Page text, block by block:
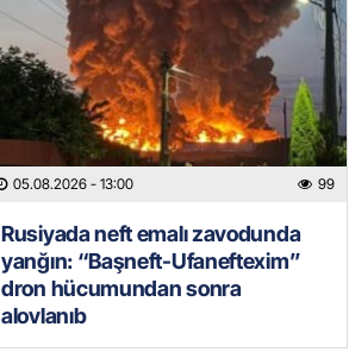
05.08.2026 - 13:00 99
Rusiyada neft emalı zavodunda
yanğın: “Başneft-Ufaneftexim”
dron hücumundan sonra
alovlanıb